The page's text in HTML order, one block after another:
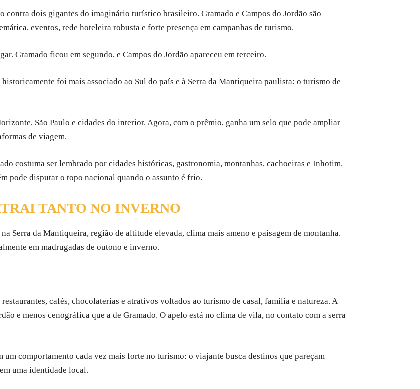
contra dois gigantes do imaginário turístico brasileiro. Gramado e Campos do Jordão são
eventos, rede hoteleira robusta e forte presença em campanhas de turismo.
Gramado ficou em segundo, e Campos do Jordão apareceu em terceiro.
foi mais associado ao Sul do país e à Serra da Mantiqueira paulista: o turismo de
São Paulo e cidades do interior. Agora, com o prêmio, ganha um selo que pode ampliar
de viagem.
costuma ser lembrado por cidades históricas, gastronomia, montanhas, cachoeiras e Inhotim.
pode disputar o topo nacional quando o assunto é frio.
TANTO NO INVERNO
Serra da Mantiqueira, região de altitude elevada, clima mais ameno e paisagem de montanha.
em madrugadas de outono e inverno.
cafés, chocolaterias e atrativos voltados ao turismo de casal, família e natureza. A
e menos cenográfica que a de Gramado. O apelo está no clima de vila, no contato com a serra
comportamento cada vez mais forte no turismo: o viajante busca destinos que pareçam
uma identidade local.